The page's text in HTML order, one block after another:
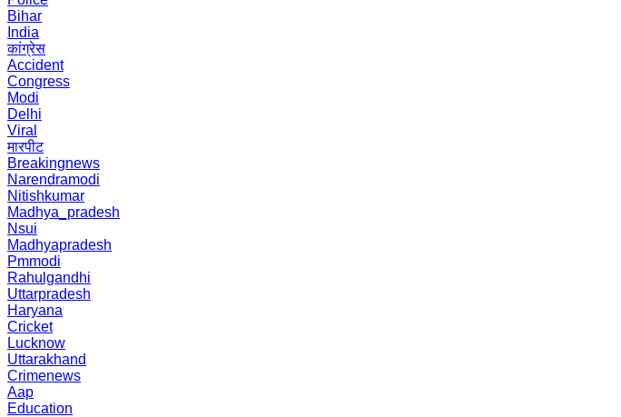
Bihar
India
कांग्रेस
Accident
Congress
Modi
Delhi
Viral
मारपीट
Breakingnews
Narendramodi
Nitishkumar
Madhya_pradesh
Nsui
Madhyapradesh
Pmmodi
Rahulgandhi
Uttarpradesh
Haryana
Cricket
Lucknow
Uttarakhand
Crimenews
Aap
Education